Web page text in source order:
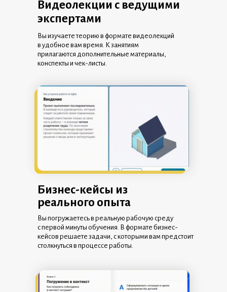
Видеолекции с ведущими
экспертами
Вы изучаете теорию в формате видеолекций
в удобное вам время. К занятиям
прилагаются дополнительные материалы,
конспекты и чек-листы.
Бизнес-кейсы из
реального опыта
Вы погружаетесь в реальную рабочую среду
с первой минуты обучения. В формате бизнес-
кейсов решаете задачи, с которыми вам предстоит
столкнуться в процессе работы.